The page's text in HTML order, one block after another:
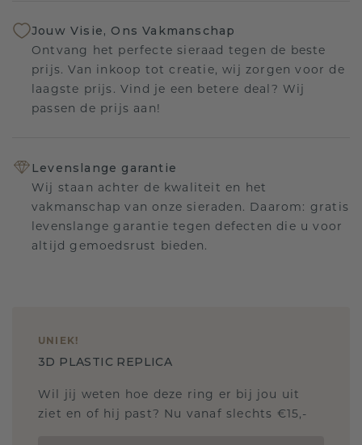
Jouw Visie, Ons Vakmanschap
Ontvang het perfecte sieraad tegen de beste
prijs. Van inkoop tot creatie, wij zorgen voor de
laagste prijs. Vind je een betere deal? Wij
passen de prijs aan!
Levenslange garantie
Wij staan achter de kwaliteit en het
vakmanschap van onze sieraden. Daarom: gratis
levenslange garantie tegen defecten die u voor
altijd gemoedsrust bieden.
UNIEK!
3D PLASTIC REPLICA
Wil jij weten hoe deze ring er bij jou uit
ziet en of hij past? Nu vanaf slechts €15,-